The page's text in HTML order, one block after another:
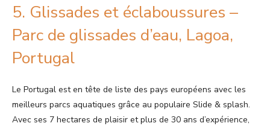
5. Glissades et éclaboussures –
Parc de glissades d’eau, Lagoa,
Portugal
Le Portugal est en tête de liste des pays européens avec les
meilleurs parcs aquatiques grâce au populaire Slide & splash.
Avec ses 7 hectares de plaisir et plus de 30 ans d’expérience,